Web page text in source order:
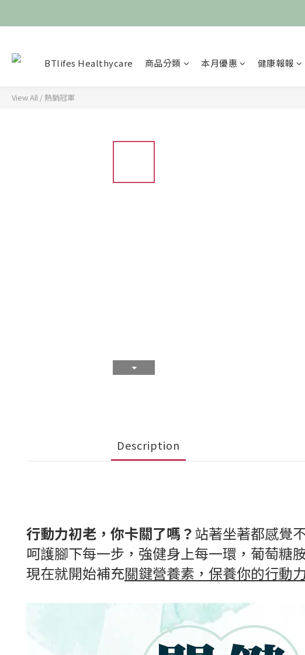
BTlifes Healthycare 商品分類 本月優惠 健康報報
View All /熱銷冠軍
Description
行動力初老，你卡關了嗎？站著坐著都感覺
呵護腳下每一步，強健身上每一環，葡萄糖
現在就開始補充關鍵營養素，保養你的行動